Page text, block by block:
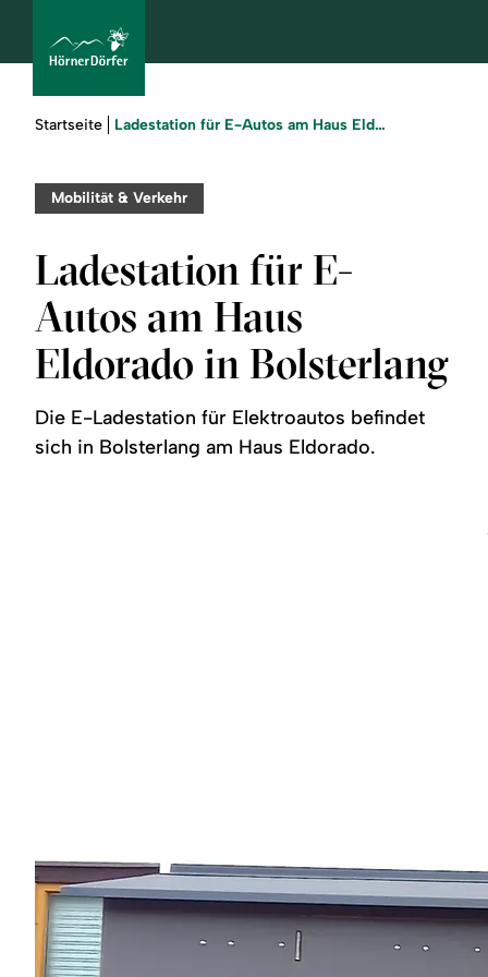
Urlaub
buchen
Sommer
Winter
Sie
Startseite Ladestation für E-Autos am Haus Eldorado in Bolsterlang
Mobilität & Verkehr
Ladestation für E-
Autos am Haus
Eldorado in Bolsterlang
Die E-Ladestation für Elektroautos befindet
sich in Bolsterlang am Haus Eldorado.